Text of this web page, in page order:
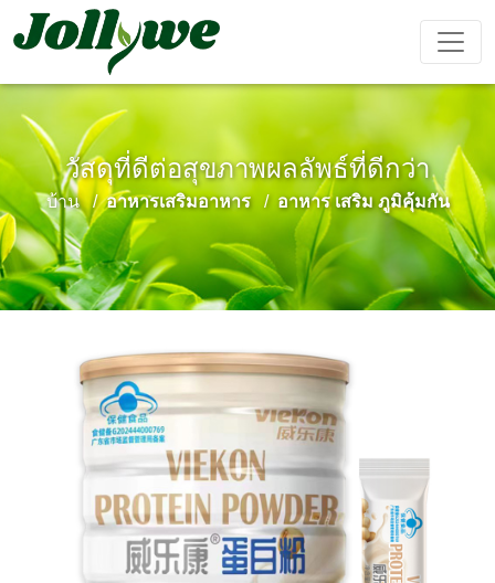
ยา แก้ ท้อง
ผูก
อาหาร
เสริม ลด
น้ำหนัก
งาม
อาหาร
ภูมิคุ้มกัน
ผลิตภัณฑ์
เสริม
สมรรถภาพ
ชาย
การ ป้องกัน
และ หลอด
เลือด
เครื่อง ช่วย
นอน หลับ
อาหาร
สำหรับ เด็ก
ยา เม็ด แคปซูล ผง ชง เครื่อง ดื่ม
วัสดุที่ดีต่อสุขภาพผลลัพธ์ที่ดีกว่า
บ้าน อาหารเสริมอาหาร อาหาร เสริม ภูมิคุ้มกัน